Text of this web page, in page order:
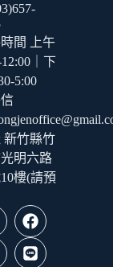
間 上午
｜下
5:00
新竹縣竹
明六路
樓(請預